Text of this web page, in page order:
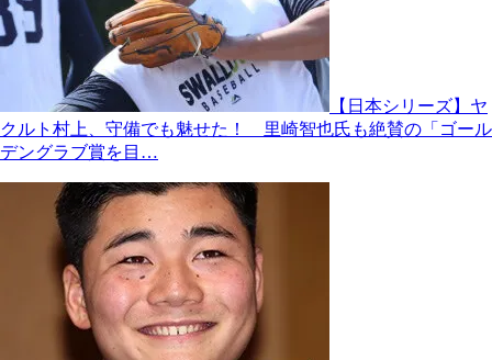
【日本シリーズ】ヤ
クルト村上、守備でも魅せた！ 里崎智也氏も絶賛の「ゴール
デングラブ賞を目…